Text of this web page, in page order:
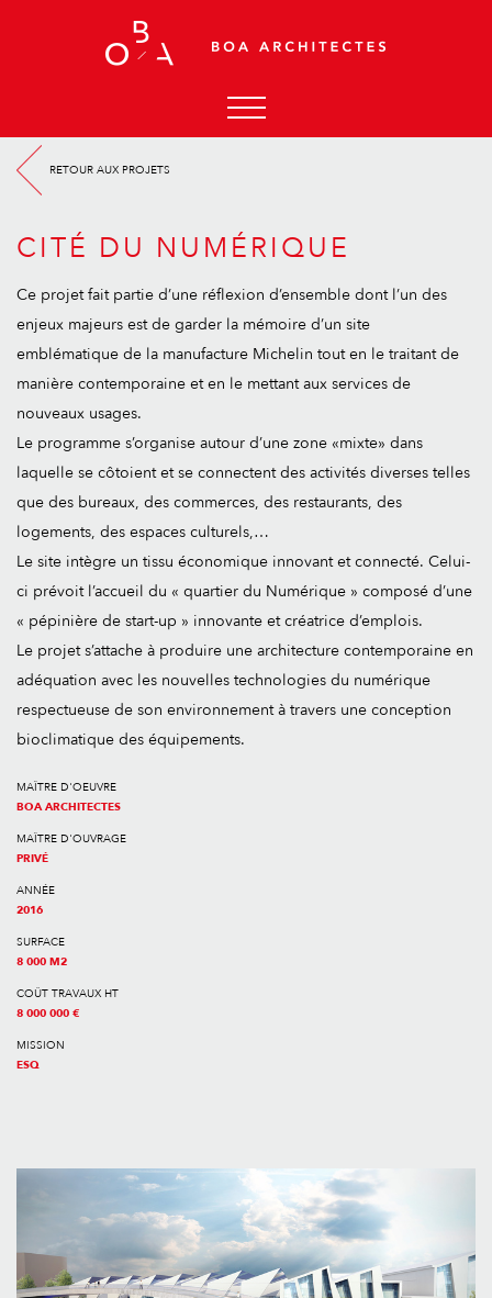
ACCUEIL
AGENCE
ACTUALITÉS
CONTACT
RETOUR AUX PROJETS
CITÉ DU NUMÉRIQUE
Ce projet fait partie d’une réflexion d’ensemble dont l’un des
enjeux majeurs est de garder la mémoire d’un site
emblématique de la manufacture Michelin tout en le traitant de
manière contemporaine et en le mettant aux services de
nouveaux usages.
Le programme s’organise autour d’une zone «mixte» dans
laquelle se côtoient et se connectent des activités diverses telles
que des bureaux, des commerces, des restaurants, des
logements, des espaces culturels,…
Le site intègre un tissu économique innovant et connecté. Celui-
ci prévoit l’accueil du « quartier du Numérique » composé d’une
« pépinière de start-up » innovante et créatrice d’emplois.
Le projet s’attache à produire une architecture contemporaine en
adéquation avec les nouvelles technologies du numérique
respectueuse de son environnement à travers une conception
bioclimatique des équipements.
MAÎTRE D'OEUVRE
BOA ARCHITECTES
MAÎTRE D'OUVRAGE
PRIVÉ
ANNÉE
2016
SURFACE
8 000 M2
COÛT TRAVAUX HT
8 000 000 €
MISSION
ESQ